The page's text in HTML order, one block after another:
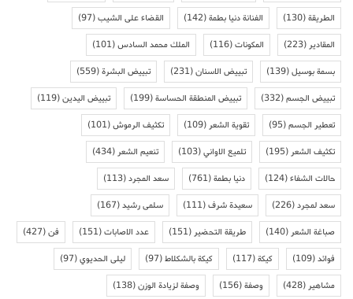
الطريقة(130) الفنانة دنيا بطمة(142) القضاء على الشيب(97)
المقادير(223) المكونات(116) الملك محمد السادس(101)
بسمة بوسيل(139) تبييض الاسنان(231) تبييض البشرة(559)
تبييض الجسم(332) تبييض المنطقة الحساسة(199) تبييض اليدين(119)
تعطير الجسم(95) تقوية الشعر(109) تكثيف الرموش(101)
تكثيف الشعر(195) تلميع الاواني(103) تنعيم الشعر(434)
حالات الشفاء(124) دنيا بطمة(761) سعد المجرد(113)
سعد لمجرد(226) سعيدة شرف(111) سلمى رشيد(167)
صباغة الشعر(140) طريقة التحضير(151) عدد الاصابات(151) فن(427)
فوائد(109) كيكة(117) كيكة بالشكلاط(97) ليلى الحديوي(97)
مشاهير(428) وصفة(156) وصفة لزيادة الوزن(138)